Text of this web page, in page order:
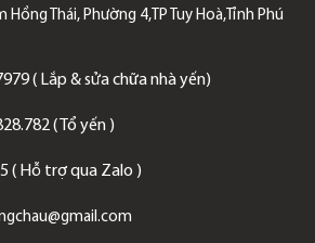
Hồng Thái, Phường 4,TP Tuy Hoà,Tỉnh Phú
( Lắp & sửa chữa nhà yến)
( Tổ yến )
( Hỗ trợ qua Zalo )